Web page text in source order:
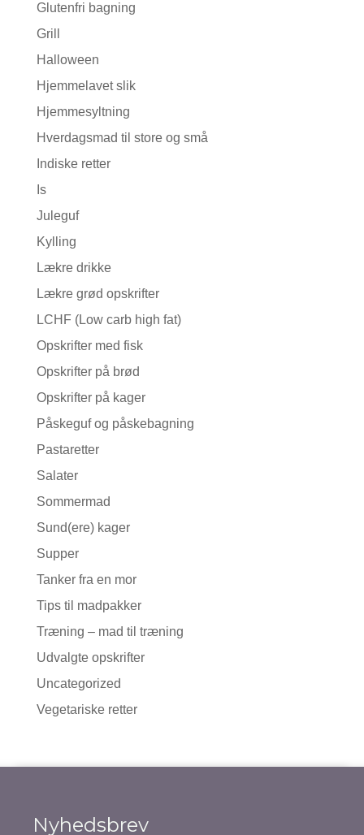
Glutenfri bagning
Grill
Halloween
Hjemmelavet slik
Hjemmesyltning
Hverdagsmad til store og små
Indiske retter
Is
Juleguf
Kylling
Lækre drikke
Lækre grød opskrifter
LCHF (Low carb high fat)
Opskrifter med fisk
Opskrifter på brød
Opskrifter på kager
Påskeguf og påskebagning
Pastaretter
Salater
Sommermad
Sund(ere) kager
Supper
Tanker fra en mor
Tips til madpakker
Træning – mad til træning
Udvalgte opskrifter
Uncategorized
Vegetariske retter
Nyhedsbrev